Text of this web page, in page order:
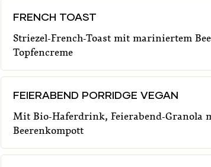
FRENCH TOAST
Striezel-French-Toast mit mariniertem
Topfencreme
FEIERABEND PORRIDGE VEGAN
Mit Bio-Haferdrink, Feierabend-Granola
Beerenkompott